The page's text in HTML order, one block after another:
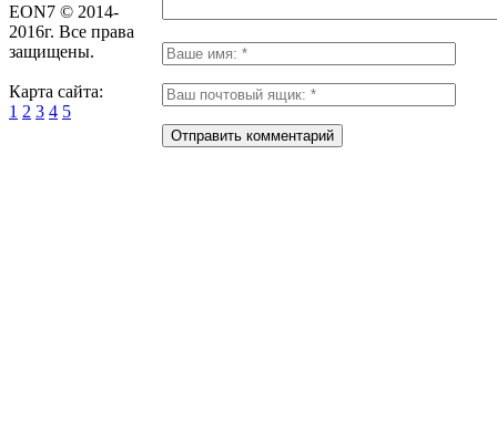
EON7 © 2014-
2016г. Все права
защищены.
Карта сайта:
1 2 3 4 5